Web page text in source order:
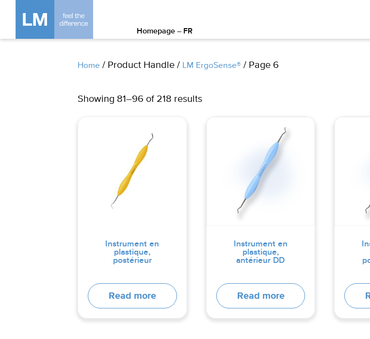
Homepage – FR
Home / Product Handle / LM ErgoSense® / Page 6
Showing 81–96 of 218 results
Instrument en
plastique,
postérieur
Read more
Instrument en
plastique,
antérieur DD
Read more